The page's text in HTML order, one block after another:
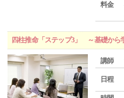
料金
四柱推命「ステップ3」 ～基礎から
講師
日程